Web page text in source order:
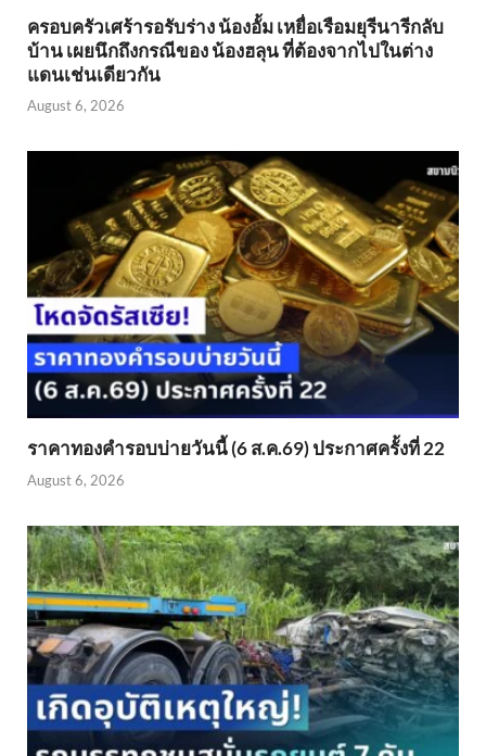
ครอบครัวเศร้ารอรับร่าง น้องอั้ม เหยื่อเรือมยุรีนารีกลับ
บ้าน เผยนึกถึงกรณีของ น้องฮลุน ที่ต้องจากไปในต่าง
แดนเช่นเดียวกัน
August 6, 2026
ราคาทองคำรอบบ่ายวันนี้ (6 ส.ค.69) ประกาศครั้งที่ 22
August 6, 2026